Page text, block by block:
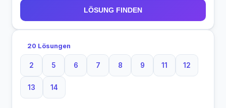
LÖSUNG FINDEN
20 Lösungen
2
2 Buchstaben
5
5 Buchstaben
6
6 Buchstaben
7
7 Buchstaben
8
8 Buchstaben
9
9 Buchstaben
11
11 Buchstaben
12
12
13
13 Buchstaben
14
14 Buchstaben